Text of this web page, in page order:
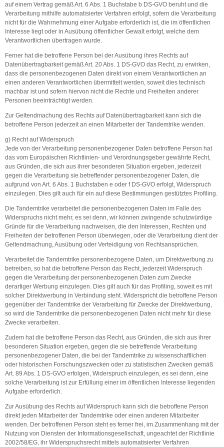
auf einem Vertrag gemäß Art. 6 Abs. 1 Buchstabe b DS-GVO beruht und die
Verarbeitung mithilfe automatisierter Verfahren erfolgt, sofern die Verarbeitung
nicht für die Wahrnehmung einer Aufgabe erforderlich ist, die im öffentlichen
Interesse liegt oder in Ausübung öffentlicher Gewalt erfolgt, welche dem
Verantwortlichen übertragen wurde.
Ferner hat die betroffene Person bei der Ausübung ihres Rechts auf
Datenübertragbarkeit gemäß Art. 20 Abs. 1 DS-GVO das Recht, zu erwirken,
dass die personenbezogenen Daten direkt von einem Verantwortlichen an
einen anderen Verantwortlichen übermittelt werden, soweit dies technisch
machbar ist und sofern hiervon nicht die Rechte und Freiheiten anderer
Personen beeinträchtigt werden.
Zur Geltendmachung des Rechts auf Datenübertragbarkeit kann sich die
betroffene Person jederzeit an einen Mitarbeiter der Tandemtrike wenden.
g) Recht auf Widerspruch
Jede von der Verarbeitung personenbezogener Daten betroffene Person hat
das vom Europäischen Richtlinien- und Verordnungsgeber gewährte Recht,
aus Gründen, die sich aus ihrer besonderen Situation ergeben, jederzeit
gegen die Verarbeitung sie betreffender personenbezogener Daten, die
aufgrund von Art. 6 Abs. 1 Buchstaben e oder f DS-GVO erfolgt, Widerspruch
einzulegen. Dies gilt auch für ein auf diese Bestimmungen gestütztes Profiling.
Die Tandemtrike verarbeitet die personenbezogenen Daten im Falle des
Widerspruchs nicht mehr, es sei denn, wir können zwingende schutzwürdige
Gründe für die Verarbeitung nachweisen, die den Interessen, Rechten und
Freiheiten der betroffenen Person überwiegen, oder die Verarbeitung dient der
Geltendmachung, Ausübung oder Verteidigung von Rechtsansprüchen.
Verarbeitet die Tandemtrike personenbezogene Daten, um Direktwerbung zu
betreiben, so hat die betroffene Person das Recht, jederzeit Widerspruch
gegen die Verarbeitung der personenbezogenen Daten zum Zwecke
derartiger Werbung einzulegen. Dies gilt auch für das Profiling, soweit es mit
solcher Direktwerbung in Verbindung steht. Widerspricht die betroffene Person
gegenüber der Tandemtrike der Verarbeitung für Zwecke der Direktwerbung,
so wird die Tandemtrike die personenbezogenen Daten nicht mehr für diese
Zwecke verarbeiten.
Zudem hat die betroffene Person das Recht, aus Gründen, die sich aus ihrer
besonderen Situation ergeben, gegen die sie betreffende Verarbeitung
personenbezogener Daten, die bei der Tandemtrike zu wissenschaftlichen
oder historischen Forschungszwecken oder zu statistischen Zwecken gemäß
Art. 89 Abs. 1 DS-GVO erfolgen, Widerspruch einzulegen, es sei denn, eine
solche Verarbeitung ist zur Erfüllung einer im öffentlichen Interesse liegenden
Aufgabe erforderlich.
Zur Ausübung des Rechts auf Widerspruch kann sich die betroffene Person
direkt jeden Mitarbeiter der Tandemtrike oder einen anderen Mitarbeiter
wenden. Der betroffenen Person steht es ferner frei, im Zusammenhang mit der
Nutzung von Diensten der Informationsgesellschaft, ungeachtet der Richtlinie
2002/58/EG, ihr Widerspruchsrecht mittels automatisierter Verfahren